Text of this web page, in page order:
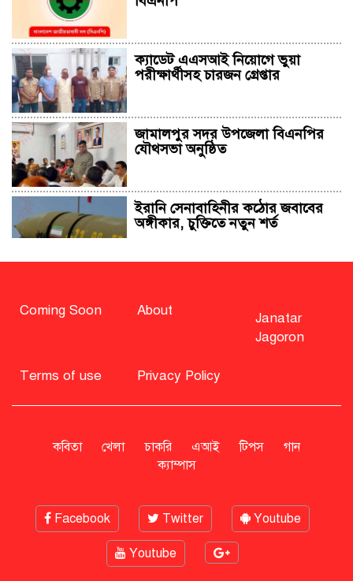
ক্যাডেট এএসআই নিয়োগে ভুয়া
পরীক্ষার্থীসহ চারজন গ্রেপ্তার
জামালপুর সদর উপজেলা বিএনপির
যৌথসভা অনুষ্ঠিত
ইরানি সেনাবাহিনীর কঠোর জবাবের
অঙ্গীকার, চুক্তিতে নতুন শর্ত
মির্জা ফখরুলের প্রতিক্রিয়া
এনসিপি
Coming Soon About
Janatar
Jagoron
Terms of use Privacy Policy
কবিতা খেলা চাকরি এআই টিপস
গান
ক্যাম্পাস
Facebook Twitter Youtube
Youtube